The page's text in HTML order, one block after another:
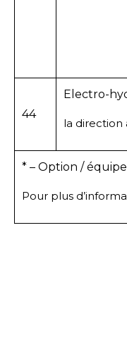
44
Electro-
la direction
* – Option /
Pour plus